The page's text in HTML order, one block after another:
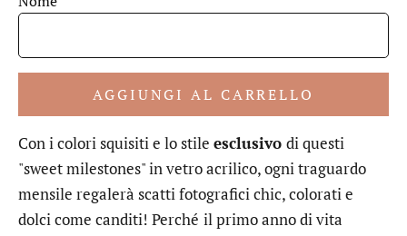
AGGIUNGI AL CARRELLO
Con i colori squisiti e lo stile esclusivo di questi
"sweet milestones" in vetro acrilico, ogni traguardo
mensile regalerà scatti fotografici chic, colorati e
dolci come canditi! Perché il primo anno di vita